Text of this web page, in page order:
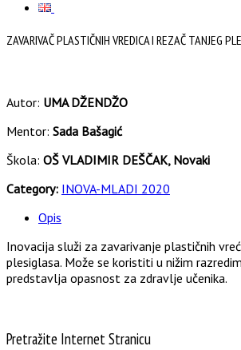
ZAVARIVAČ PLASTIČNIH VREDICA I REZAČ TANJEG
Autor: UMA DŽENDŽO
Mentor: Sada Bašagić
Škola: OŠ VLADIMIR DEŠČAK, Novaki
Category: INOVA-MLADI 2020
Opis
Inovacija služi za zavarivanje plastičnih
plesiglasa. Može se koristiti u nižim
predstavlja opasnost za zdravlje učenika.
Pretražite Internet Stranicu